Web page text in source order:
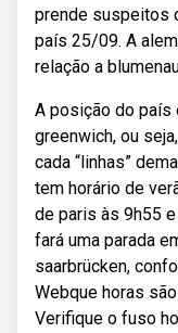
prende suspeitos
país 25/09. A
relação a
A posição do país
greenwich, ou
cada “linhas”
tem horário de
de paris às 9h55
fará uma parada
saarbrücken,
Webque horas
Verifique o fuso